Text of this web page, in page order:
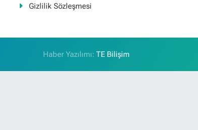
Gizlilik Sözleşmesi
Haber Yazılımı:TE Bilişim